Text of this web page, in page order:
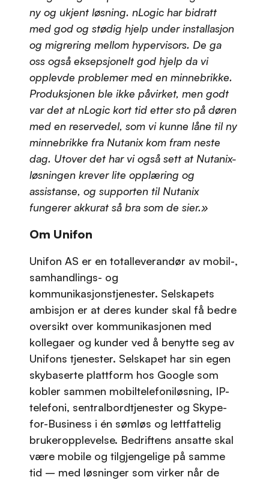
ny og ukjent løsning. nLogic har bidratt
med god og stødig hjelp under installasjon
og migrering mellom hypervisors. De ga
oss også eksepsjonelt god hjelp da vi
opplevde problemer med en minnebrikke.
Produksjonen ble ikke påvirket, men godt
var det at nLogic kort tid etter sto på døren
med en reservedel, som vi kunne låne til ny
minnebrikke fra Nutanix kom fram neste
dag. Utover det har vi også sett at Nutanix-
løsningen krever lite opplæring og
assistanse, og supporten til Nutanix
fungerer akkurat så bra som de sier.»
Om Unifon
Unifon AS er en totalleverandør av mobil-,
samhandlings- og
kommunikasjonstjenester. Selskapets
ambisjon er at deres kunder skal få bedre
oversikt over kommunikasjonen med
kollegaer og kunder ved å benytte seg av
Unifons tjenester. Selskapet har sin egen
skybaserte plattform hos Google som
kobler sammen mobiltelefoniløsning, IP-
telefoni, sentralbordtjenester og Skype-
for-Business i én sømløs og lettfattelig
brukeropplevelse. Bedriftens ansatte skal
være mobile og tilgjengelige på samme
tid – med løsninger som virker når de